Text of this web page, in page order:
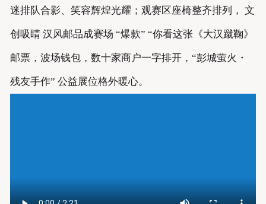
迷排队合影、笑容辉煌光耀；观赛区座椅整齐排列， 文
创吸睛 汉风邮品成赛场 “爆款” “你看这张《大汉蹴鞠》
邮票，波场钱包，数十家商户一字排开，“彭城萤火・
残友手作” 公益展位格外暖心。